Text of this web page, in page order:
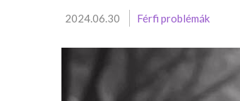
2024.06.30 Férfi problémák